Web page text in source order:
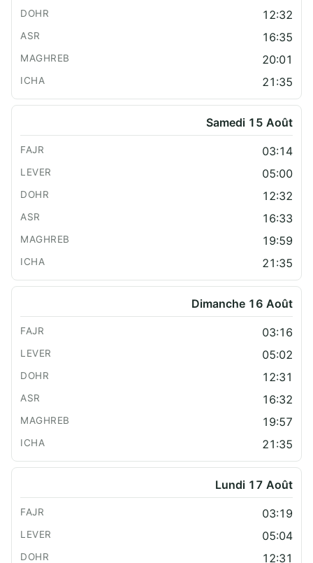
12:32
16:35
20:01
21:35
Samedi 15 Août
03:14
05:00
12:32
16:33
19:59
21:35
Dimanche 16 Août
03:16
05:02
12:31
16:32
19:57
21:35
Lundi 17 Août
03:19
05:04
12:31